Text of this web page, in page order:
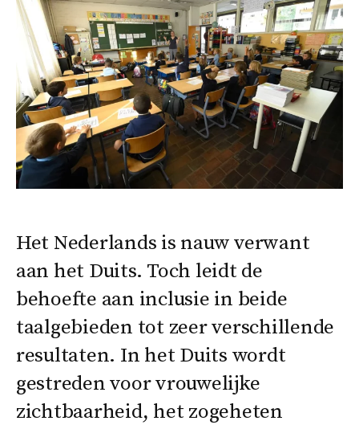
Het Nederlands is nauw verwant
aan het Duits. Toch leidt de
behoefte aan inclusie in beide
taalgebieden tot zeer verschillende
resultaten. In het Duits wordt
gestreden voor vrouwelijke
zichtbaarheid, het zogeheten